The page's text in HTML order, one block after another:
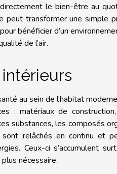
le bien-être au
peut transformer une simple
bénéficier d’un
de l’air.
au sein de l’habitat
: matériaux de
substances, les composés
relâchés en continu et
Ceux-ci s’accumulent
nécessaire.